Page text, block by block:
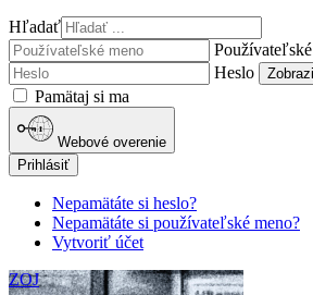
Hľadať
Heslo
Pamätaj si ma
Webové overenie
Prihlásiť
Nepamätáte si heslo?
Nepamätáte si používateľské meno?
Vytvoriť účet
ZOJ